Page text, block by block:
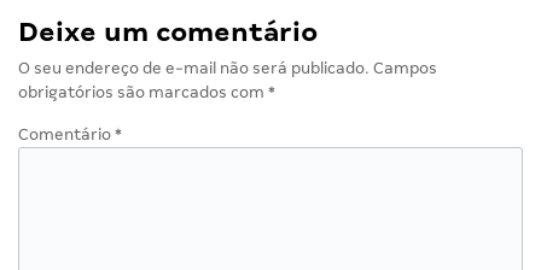
Deixe um comentário
O seu endereço de e-mail não será publicado. Campos
obrigatórios são marcados com *
Comentário *